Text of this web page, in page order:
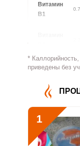
Витамин
В1
Витамин
Витамин
В5
Витамин
В6
*
приведены без
1